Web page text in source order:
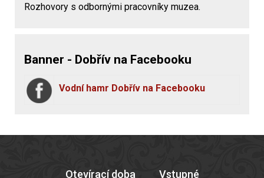
Rozhovory s odbornými pracovníky muzea.
Banner - Dobřív na Facebooku
Vodní hamr Dobřív na Facebooku
Otevírací doba
Vstupné